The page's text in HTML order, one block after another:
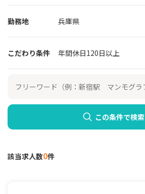
勤務地 兵庫県
こだわり条件 年間休日120日以上
この条件で検索
該当求人数0件